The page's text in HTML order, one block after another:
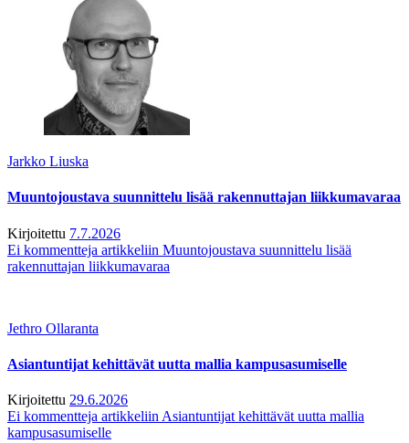
Jarkko Liuska
Muuntojoustava suunnittelu lisää rakennuttajan liikkumavaraa
Kirjoitettu 7.7.2026
Ei kommentteja artikkeliin Muuntojoustava suunnittelu lisää
rakennuttajan liikkumavaraa
Jethro Ollaranta
Asiantuntijat kehittävät uutta mallia kampusasumiselle
Kirjoitettu 29.6.2026
Ei kommentteja artikkeliin Asiantuntijat kehittävät uutta mallia
kampusasumiselle